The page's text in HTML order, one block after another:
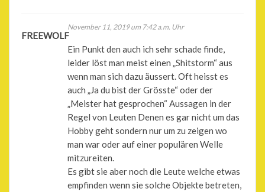
FREEWOLF
November 11, 2019 um 7:42 a.m. Uhr
Ein Punkt den auch ich sehr schade finde,
leider löst man meist einen „Shitstorm“ aus
wenn man sich dazu äussert. Oft heisst es
auch „Ja du bist der Grösste“ oder der
„Meister hat gesprochen“ Aussagen in der
Regel von Leuten Denen es gar nicht um das
Hobby geht sondern nur um zu zeigen wo
man war oder auf einer populären Welle
mitzureiten.
Es gibt sie aber noch die Leute welche etwas
empfinden wenn sie solche Objekte betreten,